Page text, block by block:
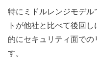
特にミドルレンジモデ
トが他社と比べて後回
的にセキュリティ面での
す。